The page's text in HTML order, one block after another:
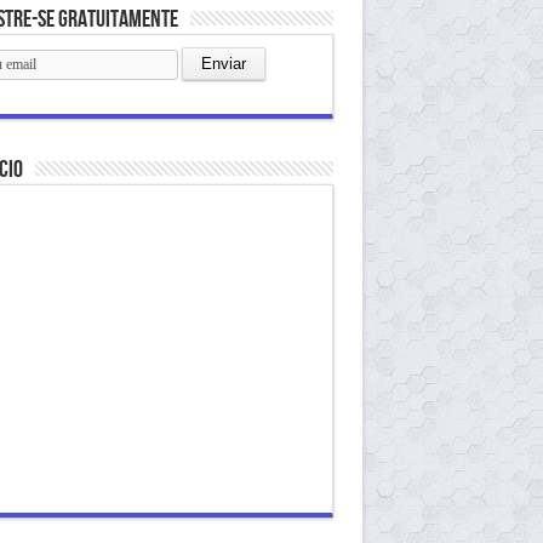
se gratuitamente